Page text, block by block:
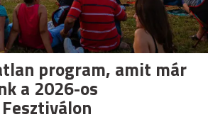
program, amit már
a 2026-os